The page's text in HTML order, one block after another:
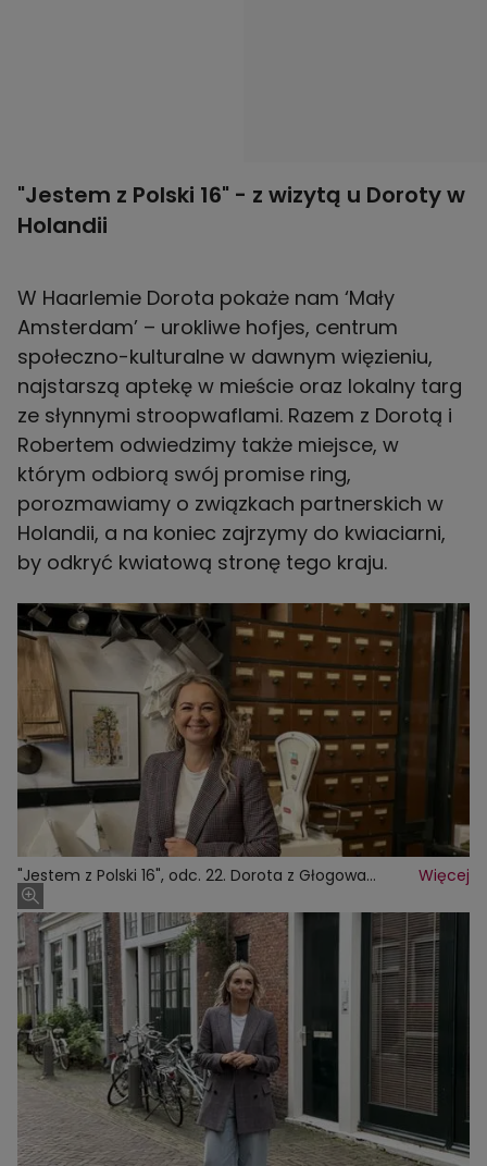
"Jestem z Polski 16" - z wizytą u Doroty w
Holandii
W Haarlemie Dorota pokaże nam ‘Mały
Amsterdam’ – urokliwe hofjes, centrum
społeczno-kulturalne w dawnym więzieniu,
najstarszą aptekę w mieście oraz lokalny targ
ze słynnymi stroopwaflami. Razem z Dorotą i
Robertem odwiedzimy także miejsce, w
którym odbiorą swój promise ring,
porozmawiamy o związkach partnerskich w
Holandii, a na koniec zajrzymy do kwiaciarni,
by odkryć kwiatową stronę tego kraju.
"Jestem z Polski 16", odc. 22. Dorota z Głogowa
przeprowadziła się do Holandii
Więcej